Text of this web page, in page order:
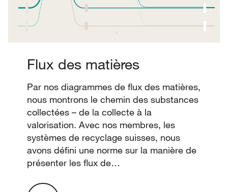
Flux des matières
Par nos diagrammes de flux des matières,
nous montrons le chemin des substances
collectées – de la collecte à la
valorisation. Avec nos membres, les
systèmes de recyclage suisses, nous
avons défini une norme sur la manière de
présenter les flux de…